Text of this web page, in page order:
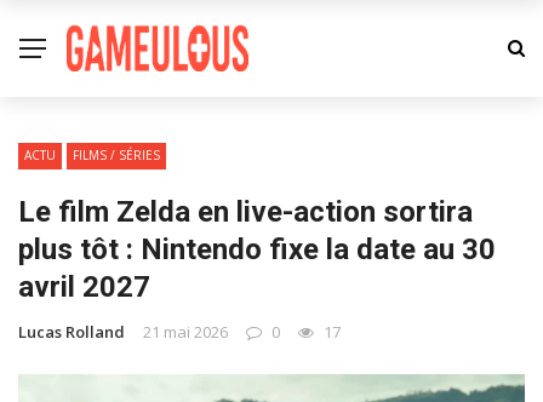
ACTU FILMS / SÉRIES
Le film Zelda en live-action sortira
plus tôt : Nintendo fixe la date au 30
avril 2027
Lucas Rolland 21 mai 2026 0 17